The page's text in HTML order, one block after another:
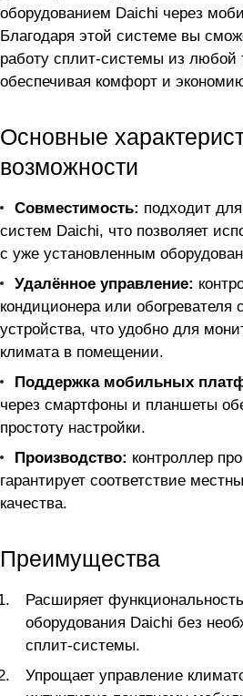
оборудованием Daichi через
Благодаря этой системе вы
работу сплит-системы из любой
обеспечивая комфорт и
Основные
возможности
Совместимость: подходит
систем Daichi, что позволяет
с уже установленным
Удалённое управление:
кондиционера или обогревателя
устройства, что удобно для
климата в помещении.
Поддержка мобильных
через смартфоны и планшеты
простоту настройки.
Производство: контроллер
гарантирует соответствие
качества.
Преимущества
Расширяет
оборудования Daichi без
сплит-системы.
Упрощает управление